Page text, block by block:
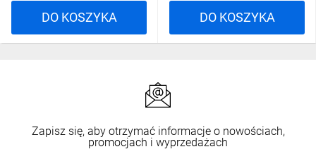
DO KOSZYKA DO KOSZYKA
Zapisz się, aby otrzymać informacje o nowościach,
promocjach i wyprzedażach